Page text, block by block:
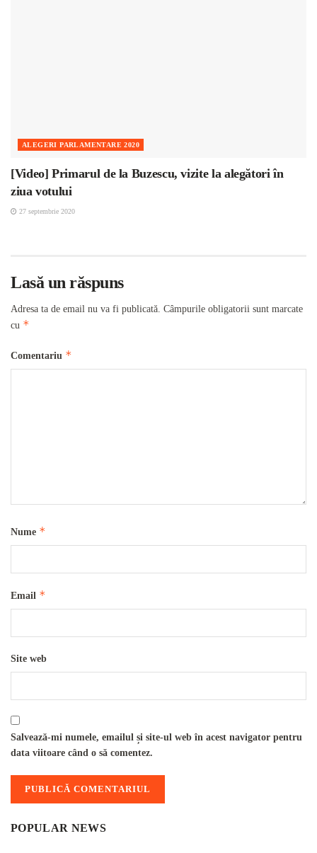
ALEGERI PARLAMENTARE 2020
[Video] Primarul de la Buzescu, vizite la alegători în
ziua votului
27 septembrie 2020
Lasă un răspuns
Adresa ta de email nu va fi publicată. Câmpurile obligatorii sunt marcate
cu *
Comentariu *
Nume *
Email *
Site web
Salvează-mi numele, emailul și site-ul web în acest navigator pentru
data viitoare când o să comentez.
POPULAR NEWS